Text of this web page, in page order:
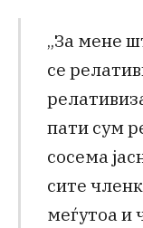
„За мене
се
пати сум
сосема
сите
меѓутоа и